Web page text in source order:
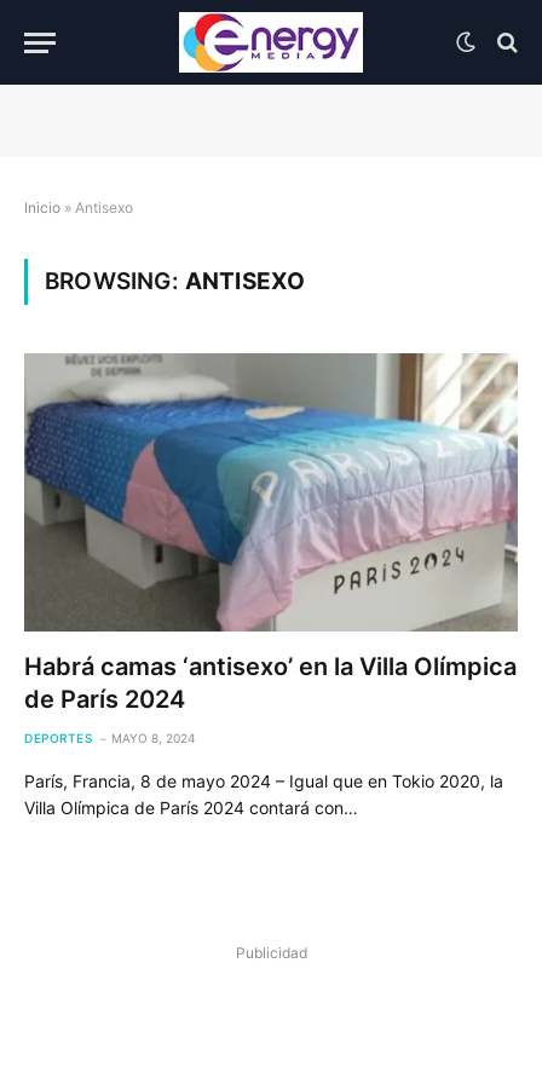
Inicio » Antisexo
BROWSING: ANTISEXO
Habrá camas ‘antisexo’ en la Villa Olímpica
de París 2024
DEPORTES MAYO 8, 2024
París, Francia, 8 de mayo 2024 – Igual que en Tokio 2020, la
Villa Olímpica de París 2024 contará con…
Publicidad